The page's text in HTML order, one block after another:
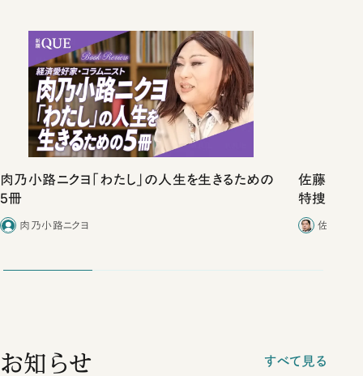
肉乃小路ニクヨ「わたし」の人生を生きるための
5冊
肉乃小路ニクヨ
佐藤優vs
特捜取調
合ったこと
佐藤優
お知らせ すべて見る